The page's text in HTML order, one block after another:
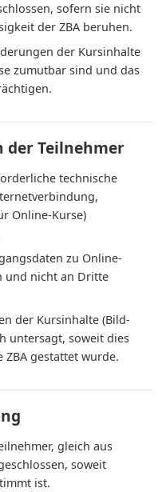
sofern sie nicht
der ZBA beruhen.
der Kursinhalte
zumutbar sind und das
Teilnehmer
technische
Online-Kurse)
zu Online-
und nicht an Dritte
der Kursinhalte (Bild-
untersagt, soweit dies
gestattet wurde.
gleich aus
soweit
ist.